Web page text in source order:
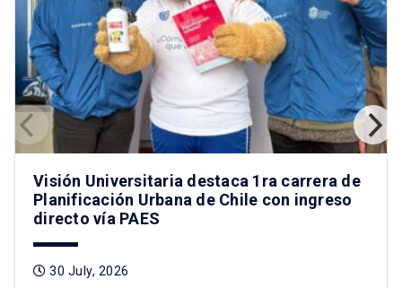
Visión Universitaria destaca 1ra carrera de
Planificación Urbana de Chile con ingreso
directo vía PAES
30 July, 2026